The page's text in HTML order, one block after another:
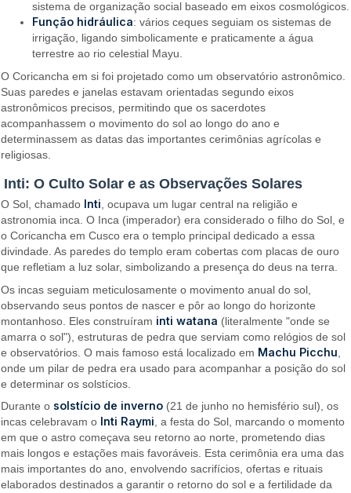
sistema de organização social baseado em eixos cosmológicos.
Função hidráulica: vários ceques seguiam os sistemas de
irrigação, ligando simbolicamente e praticamente a água
terrestre ao rio celestial Mayu.
O Coricancha em si foi projetado como um observatório astronômico.
Suas paredes e janelas estavam orientadas segundo eixos
astronômicos precisos, permitindo que os sacerdotes
acompanhassem o movimento do sol ao longo do ano e
determinassem as datas das importantes cerimônias agrícolas e
religiosas.
Inti: O Culto Solar e as Observações Solares
O Sol, chamado Inti , ocupava um lugar central na religião e
astronomia inca. O Inca (imperador) era considerado o filho do Sol, e
o Coricancha em Cusco era o templo principal dedicado a essa
divindade. As paredes do templo eram cobertas com placas de ouro
que refletiam a luz solar, simbolizando a presença do deus na terra.
Os incas seguiam meticulosamente o movimento anual do sol,
observando seus pontos de nascer e pôr ao longo do horizonte
montanhoso. Eles construíram inti watana (literalmente "onde se
amarra o sol"), estruturas de pedra que serviam como relógios de sol
e observatórios. O mais famoso está localizado em Machu Picchu
onde um pilar de pedra era usado para acompanhar a posição do sol
e determinar os solstícios.
Durante o solstício de inverno (21 de junho no hemisfério sul), os
incas celebravam o Inti Raymi , a festa do Sol, marcando o momento
em que o astro começava seu retorno ao norte, prometendo dias
mais longos e estações mais favoráveis. Esta cerimônia era uma das
mais importantes do ano, envolvendo sacrifícios, ofertas e rituais
elaborados destinados a garantir o retorno do sol e a fertilidade da